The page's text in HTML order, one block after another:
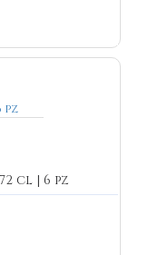
cl | 6 pz